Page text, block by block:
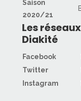
Saison
2020/21
Les
Diakité
Facebook
Twitter
Instagram